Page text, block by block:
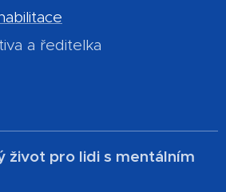
a ředitelka
život pro lidi s mentálním